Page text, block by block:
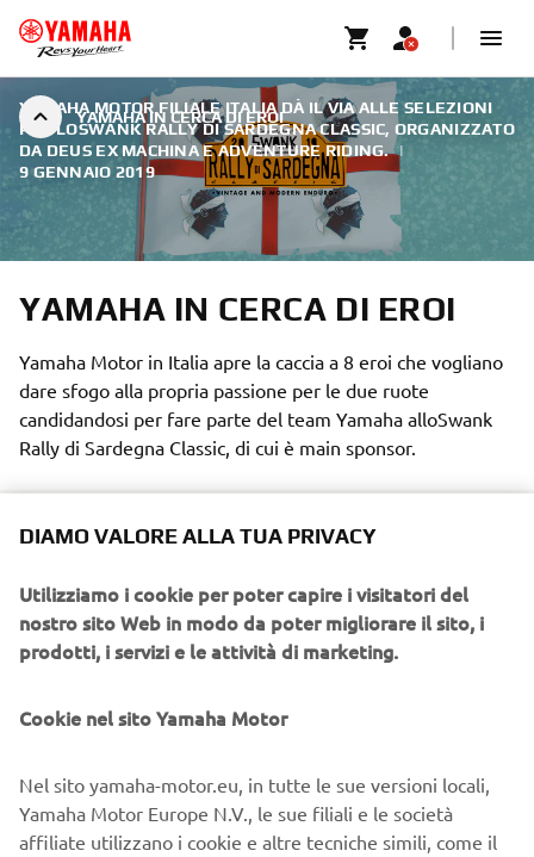
YAMAHA IN CERCA DI EROI
YAMAHA MOTOR FILIALE ITALIA DÀ IL VIA ALLE SELEZIONI
PER LOSWANK RALLY DI SARDEGNA CLASSIC, ORGANIZZATO
DA DEUS EX MACHINA E ADVENTURE RIDING. |
9 GENNAIO 2019
YAMAHA IN CERCA DI EROI
Yamaha Motor in Italia apre la caccia a 8 eroi che vogliano
dare sfogo alla propria passione per le due ruote
candidandosi per fare parte del team Yamaha alloSwank
Rally di Sardegna Classic, di cui è main sponsor.
La manifestazione organizzata da Deus Ex
Machinainsieme a Renato Zocchi, creatore con suo fratello
Guido, del mitico "Rally di Sardegna", si terrà dal 18 al 21
collaborazione con Virgin Radio, partner dell'iniziativa. Si
tratta di un vero e proprio casting che vede i protagonisti
affrontare diverse prove pratiche in occasione di 4 eventi.
DIAMO VALORE ALLA TUA PRIVACY
Utilizziamo i cookie per poter capire i visitatori del
nostro sito Web in modo da poter migliorare il sito, i
prodotti, i servizi e le attività di marketing.
Cookie nel sito Yamaha Motor
Nel sito yamaha-motor.eu, in tutte le sue versioni locali,
Yamaha Motor Europe N.V., le sue filiali e le società
affiliate utilizzano i cookie e altre tecniche simili, come il